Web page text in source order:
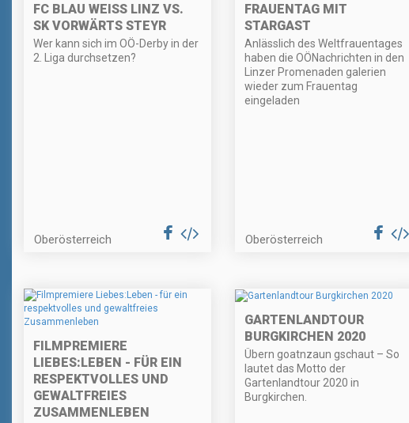
FC BLAU WEISS LINZ VS. S
K VORWÄRTS STEYR
Wer kann sich im OÖ-Derby in der
2. Liga durchsetzen?
Oberösterreich
FRAUENTAG MIT
STARGAST
Anlässlich des Weltfrauentages
haben die OÖNachrichten in den
Linzer Promenaden galerien
wieder zum Frauentag
eingeladen
Oberösterreich
FILMPREMIERE
LIEBES:LEBEN - FÜR EIN
RESPEKTVOLLES UND
GEWALTFREIES
ZUSAMMENLEBEN
GARTENLANDTOUR
BURGKIRCHEN 2020
Übern goatnzaun gschaut – So
lautet das Motto der
Gartenlandtour 2020 in
Burgkirchen.